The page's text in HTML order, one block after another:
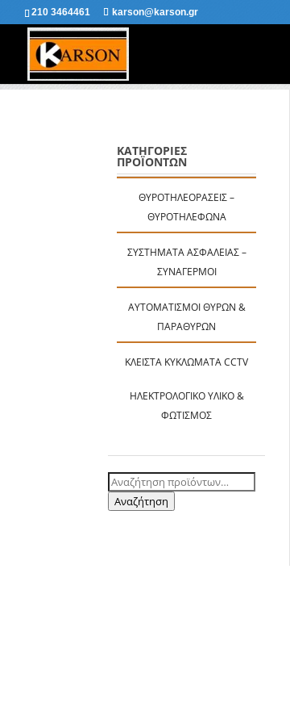
210 3464461 karson@karson.gr
ΚΑΤΗΓΟΡΙΕΣ
ΠΡΟΪΟΝΤΩΝ
ΘΥΡΟΤΗΛΕΟΡΆΣΕΙΣ –
ΘΥΡΟΤΗΛΈΦΩΝΑ
ΣΥΣΤΉΜΑΤΑ ΑΣΦΑΛΕΊΑΣ –
ΣΥΝΑΓΕΡΜΟΊ
ΑΥΤΟΜΑΤΙΣΜΟΊ ΘΥΡΏΝ &
ΠΑΡΑΘΎΡΩΝ
ΚΛΕΙΣΤΆ ΚΥΚΛΏΜΑΤΑ CCTV
ΗΛΕΚΤΡΟΛΟΓΙΚΌ ΥΛΙΚΌ &
ΦΩΤΙΣΜΌΣ
Αναζήτηση
για:
Αναζήτηση